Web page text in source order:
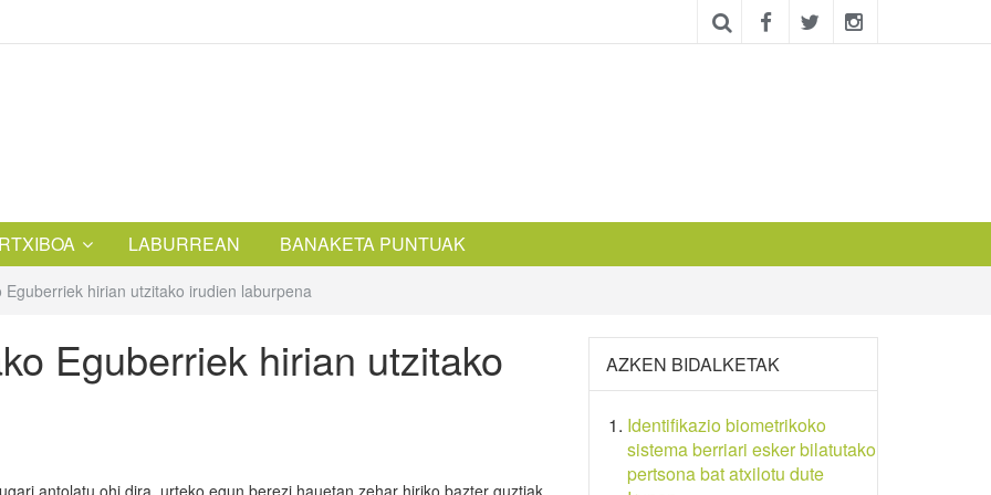
LABURREAN BANAKETA PUNTUAK
hirian utzitako irudien laburpena
Eguberriek hirian utzitako
antolatu ohi dira, urteko egun berezi hauetan zehar hiriko bazter guztiak
AZKEN BIDALKETAK
Identifikazio biometrikoko
sistema berriari esker bilatutako
pertsona bat atxilotu dute